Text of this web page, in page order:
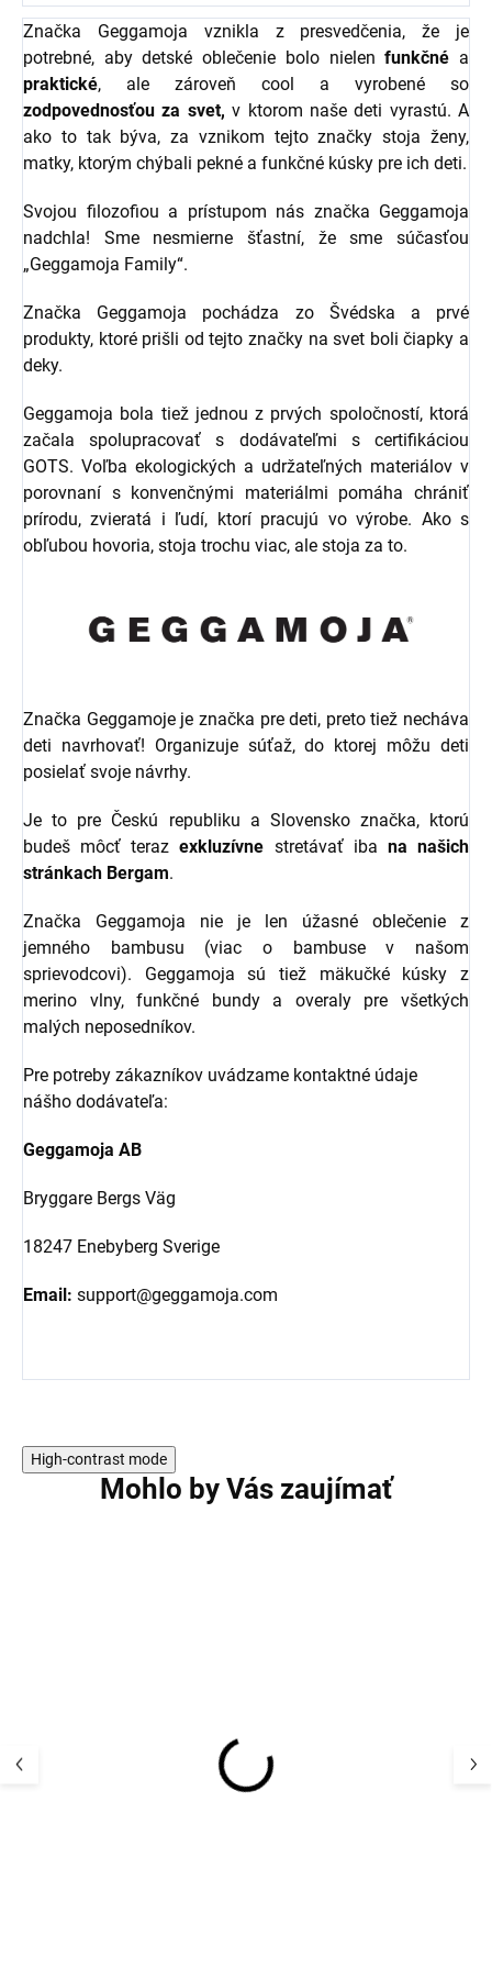
Značka Geggamoja vznikla z presvedčenia, že je
potrebné, aby detské oblečenie bolo nielenfunkčné a
praktické, ale zároveň cool a vyrobené so
zodpovednosťou za svet, v ktorom naše deti vyrastú. A
ako to tak býva, za vznikom tejto značky stoja ženy,
matky, ktorým chýbali pekné a funkčné kúsky pre ich deti.
Svojou filozofiou a prístupom nás značka Geggamoja
nadchla! Sme nesmierne šťastní, že sme súčasťou
„Geggamoja Family“.
Značka Geggamoja pochádza zo Švédska a prvé
produkty, ktoré prišli od tejto značky na svet boli čiapky a
deky.
Geggamoja bola tiež jednou z prvých spoločností, ktorá
začala spolupracovať s dodávateľmi s certifikáciou
GOTS. Voľba ekologických a udržateľných materiálov v
porovnaní s konvenčnými materiálmi pomáha chrániť
prírodu, zvieratá i ľudí, ktorí pracujú vo výrobe. Ako s
obľubou hovoria, stoja trochu viac, ale stoja za to.
Značka Geggamoje je značka pre deti, preto tiež necháva
deti navrhovať! Organizuje súťaž, do ktorej môžu deti
posielať svoje návrhy.
Je to pre Českú republiku a Slovensko značka, ktorú
budeš môcť terazexkluzívne stretávať iba na našich
stránkach Bergam.
Značka Geggamoja nie je len úžasné oblečenie z
jemného bambusu (viac o bambuse v našom
sprievodcovi). Geggamoja sú tiež mäkučké kúsky z
merino vlny, funkčné bundy a overaly pre všetkých
malých neposedníkov.
Pre potreby zákazníkov uvádzame kontaktné údaje
nášho dodávateľa:
Geggamoja AB
Bryggare Bergs Väg
18247 Enebyberg Sverige
Email: support@geggamoja.com
High-contrast mode
Mohlo by Vás zaujímať